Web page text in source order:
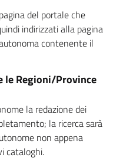
del portale che
indirizzati alla pagina
contenente il
le Regioni/Province
la redazione dei
la ricerca sarà
non appena
cataloghi.